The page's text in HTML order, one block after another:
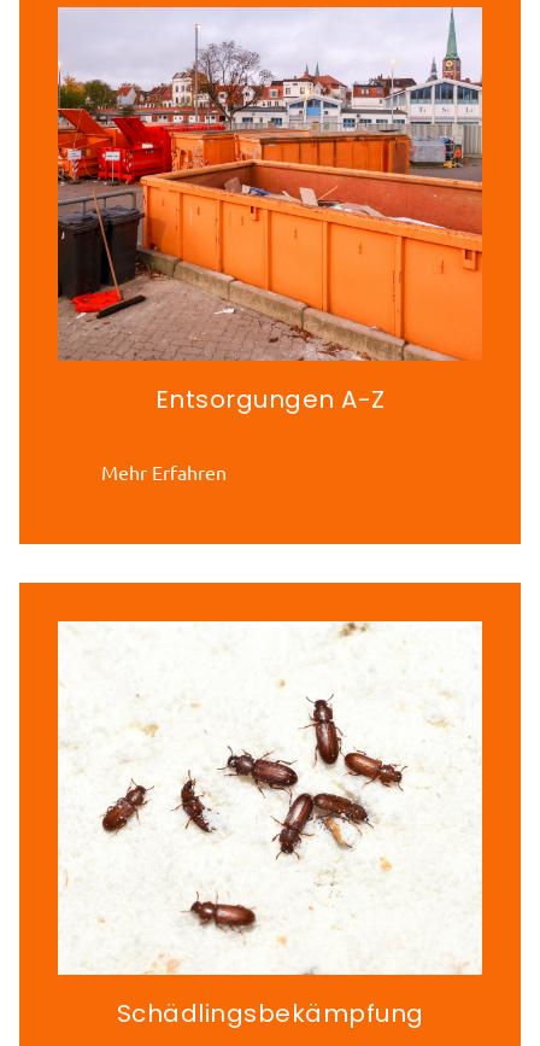
Entsorgungen A-Z
Mehr Erfahren
Schädlingsbekämpfung